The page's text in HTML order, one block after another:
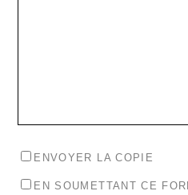
ENVOYER LA COPIE
EN SOUMETTANT CE